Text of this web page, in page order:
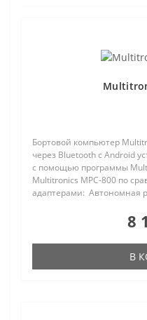
Бортовой компьютер
через Bluetooth с Android
с помощью программы
Multitronics MPC-800 по
адаптерами: Автономная
8
В